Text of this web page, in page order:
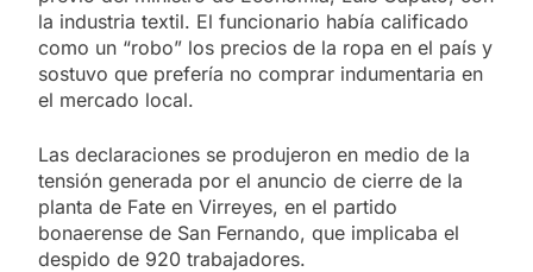
la industria textil. El funcionario había calificado
como un “robo” los precios de la ropa en el país y
sostuvo que prefería no comprar indumentaria en
el mercado local.
Las declaraciones se produjeron en medio de la
tensión generada por el anuncio de cierre de la
planta de Fate en Virreyes, en el partido
bonaerense de San Fernando, que implicaba el
despido de 920 trabajadores.